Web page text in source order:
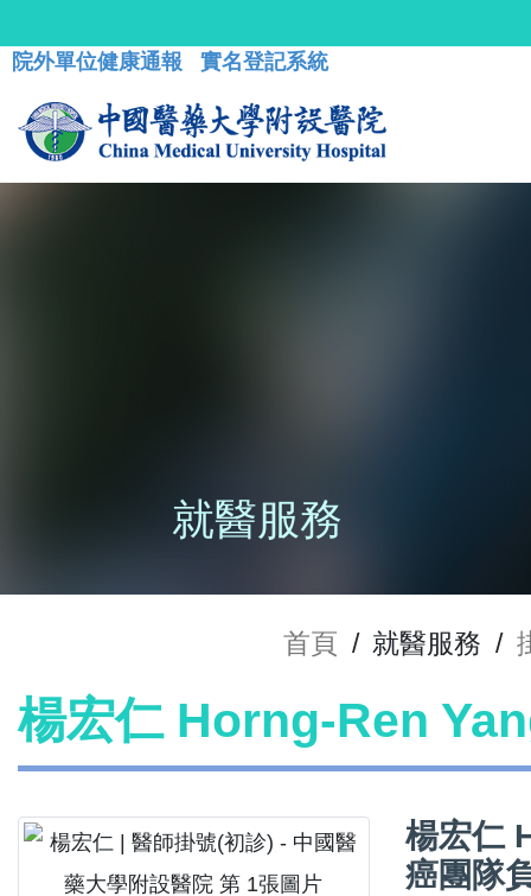
院外單位健康通報 實名登記系統
就醫服務
首頁 / 就醫服務 /
楊宏仁 Horng-Ren
楊宏仁
癌團隊